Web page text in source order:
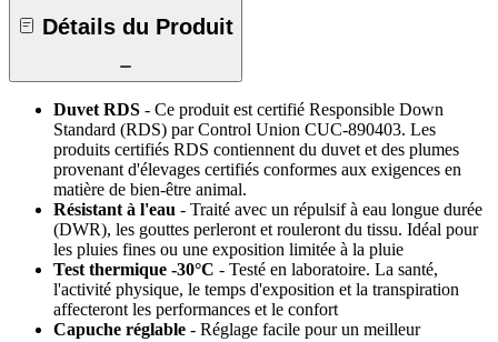
Détails du Produit
Duvet RDS - Ce produit est certifié Responsible Down
Standard (RDS) par Control Union CUC-890403. Les
produits certifiés RDS contiennent du duvet et des plumes
provenant d'élevages certifiés conformes aux exigences en
matière de bien-être animal.
Résistant à l'eau - Traité avec un répulsif à eau longue durée
(DWR), les gouttes perleront et rouleront du tissu. Idéal pour
les pluies fines ou une exposition limitée à la pluie
Test thermique -30°C - Testé en laboratoire. La santé,
l'activité physique, le temps d'exposition et la transpiration
affecteront les performances et le confort
Capuche réglable - Réglage facile pour un meilleur